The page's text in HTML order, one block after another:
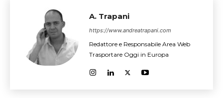
A. Trapani
https://www.andreatrapani.com
Redattore e Responsabile Area Web
Trasportare Oggi in Europa